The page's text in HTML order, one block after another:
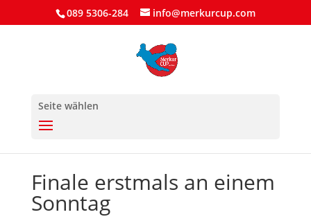
089 5306-284 info@merkurcup.com
Seite wählen
Finale erstmals an einem
Sonntag